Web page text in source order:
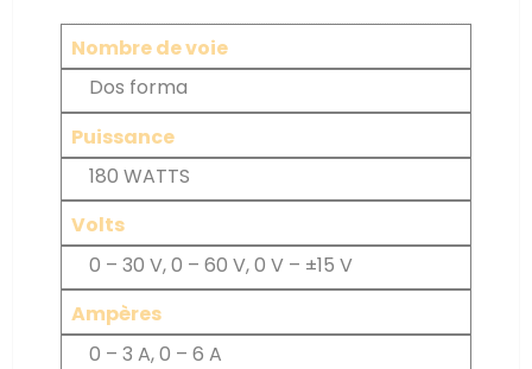
Nombre de voie
Dos forma
Puissance
180 WATTS
Volts
0 – 30 V, 0 – 60 V, 0 V – ±15 V
Ampères
0 – 3 A, 0 – 6 A